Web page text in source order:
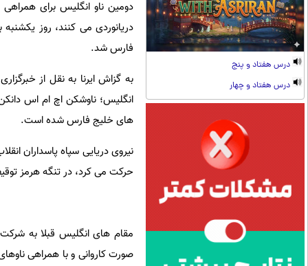
درس هفتاد و پنج
درس هفتاد و چهار
دومین ناو انگلیس برای
دریانوردی می کنند، روز
فارس شد.
به گزاش ایرنا به نقل از
انگلیس؛ ناوشکن اچ ام اس
های خلیج فارس شده است.
حرکت می کرد، در تنگه هرمز
مقام های انگلیس قبلا به